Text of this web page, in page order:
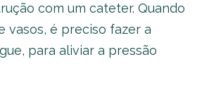
com um cateter. Quando
vasos, é preciso fazer a
para aliviar a pressão